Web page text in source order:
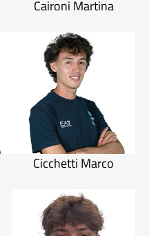
Caironi Martina
Cicchetti Marco